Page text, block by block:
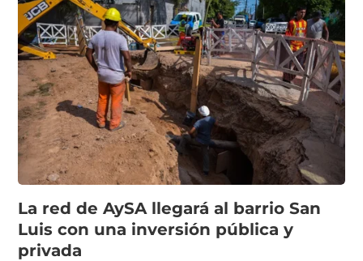
La red de AySA llegará al barrio San
Luis con una inversión pública y
privada